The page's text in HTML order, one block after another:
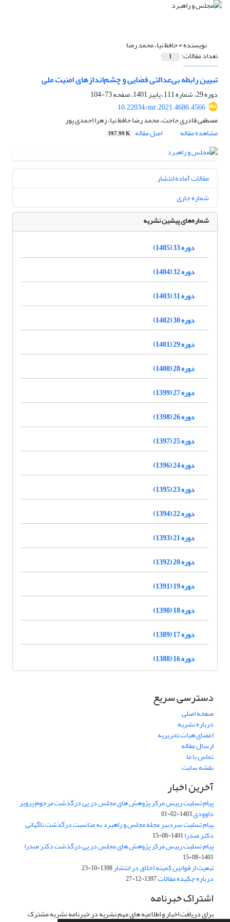
نویسنده =حافظ نیا، محمد رضا
تعداد مقالات: 1
تبیین رابطه بی‌عدالتی فضایی و چشم‌اندازهای امنیت ملی
دوره 29، شماره 111، پاییز 1401، صفحه
73-104
10.22034/mr.2021.4686.4566
مصطفی قادری حاجت، محمد رضا حافظ نیا، زهرا احمدی پور
مشاهده مقاله
اصل مقاله 397.99 K
مقالات آماده انتشار
شماره جاری
شماره‌های پیشین نشریه
دوره 33 (1405)
دوره 32 (1404)
دوره 31 (1403)
دوره 30 (1402)
دوره 29 (1401)
دوره 28 (1400)
دوره 27 (1399)
دوره 26 (1398)
دوره 25 (1397)
دوره 24 (1396)
دوره 23 (1395)
دوره 22 (1394)
دوره 21 (1393)
دوره 20 (1392)
دوره 19 (1391)
دوره 18 (1390)
دوره 17 (1389)
دوره 16 (1388)
دسترسی سریع
صفحه اصلی
درباره نشریه
اعضای هیات تحریریه
ارسال مقاله
تماس با ما
نقشه سایت
آخرین اخبار
پیام تسلیت رییس مرکز پژوهش های مجلس در پی درگذشت مرحوم پرویز
داوودی1403-02-01
پیام تسلیت سردبیر مجله مجلس و راهبرد به مناسبت درگذشت ناگهانی
دکتر صدرا1401-08-15
پیام تسلیت رییس مرکز پژوهش های مجلس در پی درگذشت دکتر صدرا
1401-08-15
تبعیت از قوانین کمیته اخلاق در انتشار1398-10-23
درباره چکیده مقالات1397-12-27
اشتراک خبرنامه
برای دریافت اخبار و اطلاعیه های مهم نشریه در خبرنامه نشریه مشترک